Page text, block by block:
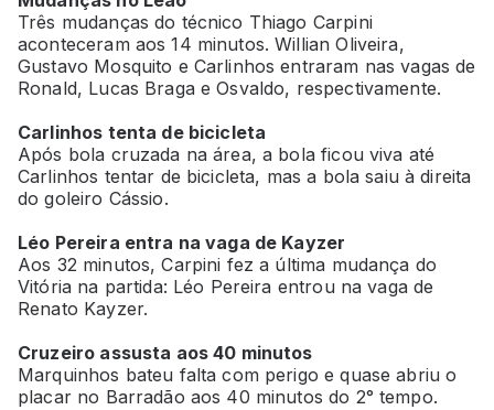
Três mudanças do técnico Thiago Carpini
aconteceram aos 14 minutos. Willian Oliveira,
Gustavo Mosquito e Carlinhos entraram nas vagas de
Ronald, Lucas Braga e Osvaldo, respectivamente.
Carlinhos tenta de bicicleta
Após bola cruzada na área, a bola ficou viva até
Carlinhos tentar de bicicleta, mas a bola saiu à direita
do goleiro Cássio.
Léo Pereira entra na vaga de Kayzer
Aos 32 minutos, Carpini fez a última mudança do
Vitória na partida: Léo Pereira entrou na vaga de
Renato Kayzer.
Cruzeiro assusta aos 40 minutos
Marquinhos bateu falta com perigo e quase abriu o
placar no Barradão aos 40 minutos do 2° tempo.